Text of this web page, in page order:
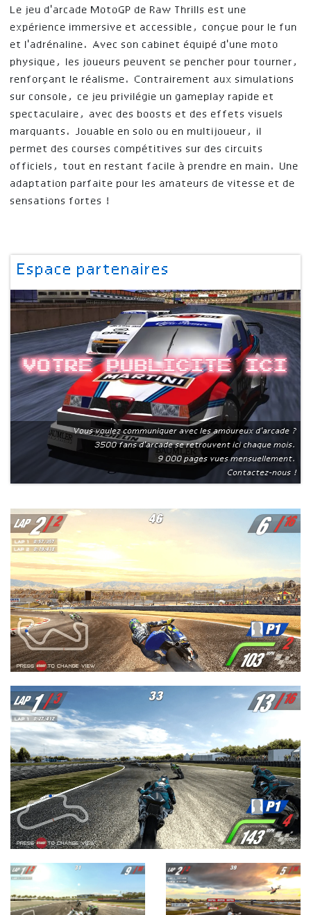
Le jeu d'arcade MotoGP de Raw Thrills est une
expérience immersive et accessible, conçue pour le fun
et l'adrénaline. Avec son cabinet équipé d'une moto
physique, les joueurs peuvent se pencher pour tourner,
renforçant le réalisme. Contrairement aux simulations
sur console, ce jeu privilégie un gameplay rapide et
spectaculaire, avec des boosts et des effets visuels
marquants. Jouable en solo ou en multijoueur, il
permet des courses compétitives sur des circuits
officiels, tout en restant facile à prendre en main. Une
adaptation parfaite pour les amateurs de vitesse et de
sensations fortes !
Espace partenaires
Votre publicite ici
Vous voulez communiquer avec les amoureux d'arcade ?
3500 fans d'arcade se retrouvent ici chaque mois.
9 000 pages vues mensuellement.
Contactez-nous !